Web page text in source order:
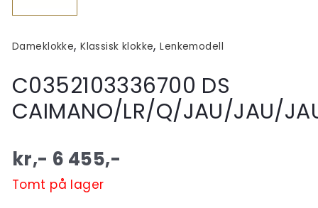
Dameklokke,Klassisk klokke,Lenkemodell
C0352103336700 DS
CAIMANO/LR/Q/JAU/JAU/
kr,- 6 455,-
Tomt på lager